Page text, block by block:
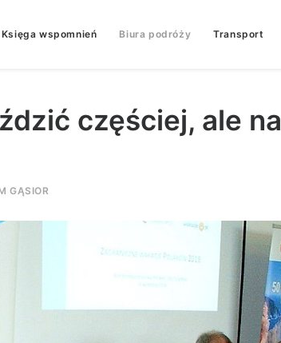
Księga wspomnień Biura podróży Transport
częściej, ale na
GĄSIOR